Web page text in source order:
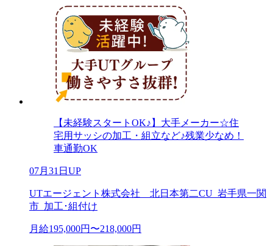
【未経験スタートOK♪】大手メーカー☆住
宅用サッシの加工・組立など♪残業少なめ！
車通勤OK
07月31日UP
UTエージェント株式会社 北日本第二CU_岩手県一関
市_加工･組付け
月給195,000円〜218,000円